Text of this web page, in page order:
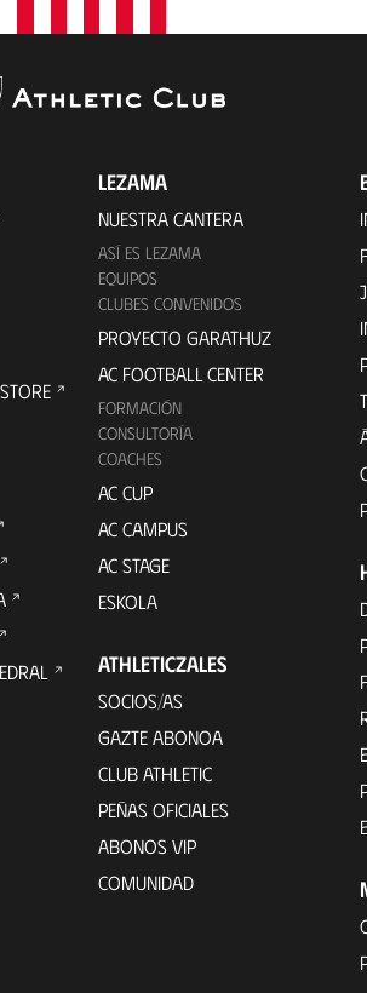
LEZAMA
NUESTRA CANTERA
ASÍ ES LEZAMA
EQUIPOS
CLUBES CONVENIDOS
PROYECTO GARATHUZ
AC FOOTBALL CENTER
FORMACIÓN
CONSULTORÍA
COACHES
AC CUP
AC CAMPUS
AC STAGE
ESKOLA
ATHLETICZALES
SOCIOS/AS
GAZTE ABONOA
CLUB ATHLETIC
PEÑAS OFICIALES
ABONOS VIP
COMUNIDAD